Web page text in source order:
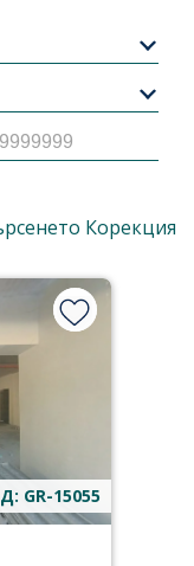
Корекция
GR-15055